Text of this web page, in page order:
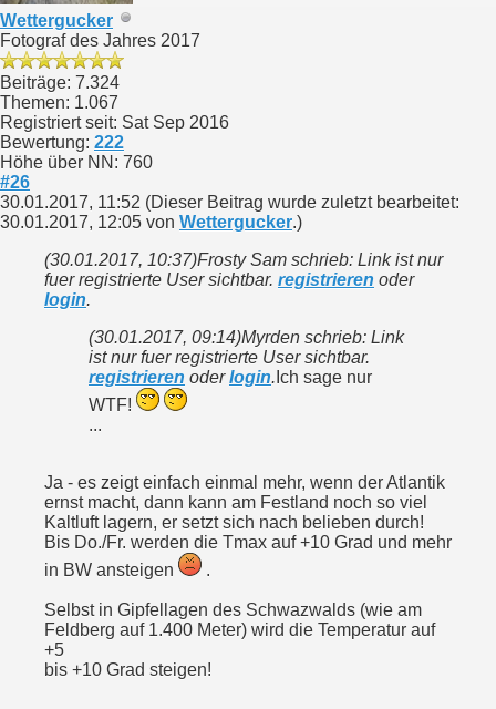
Wettergucker
Fotograf des Jahres 2017
Beiträge: 7.324
Themen: 1.067
Registriert seit: Sat Sep 2016
Bewertung: 222
Höhe über NN: 760
#26
30.01.2017, 11:52 (Dieser Beitrag wurde zuletzt bearbeitet:
30.01.2017, 12:05 von Wettergucker.)
(30.01.2017, 10:37)Frosty Sam schrieb: Link ist nur
fuer registrierte User sichtbar. registrieren oder
login.
(30.01.2017, 09:14)Myrden schrieb: Link
ist nur fuer registrierte User sichtbar.
registrieren oderlogin. Ich sage nur
WTF!
...
Ja - es zeigt einfach einmal mehr, wenn der Atlantik
ernst macht, dann kann am Festland noch so viel
Kaltluft lagern, er setzt sich nach belieben durch!
Bis Do./Fr. werden die Tmax auf +10 Grad und mehr
in BW ansteigen
.
Selbst in Gipfellagen des Schwazwalds (wie am
Feldberg auf 1.400 Meter) wird die Temperatur auf
+5
bis +10 Grad steigen!